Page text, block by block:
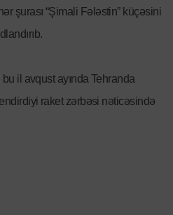
şurası “Şimali Fələstin” küçəsini
il avqust ayında Tehranda
raket zərbəsi nəticəsində